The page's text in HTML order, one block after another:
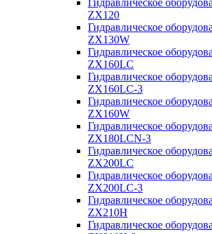
Гидравлическое
ZX120
Гидравлическое
ZX130W
Гидравлическое
ZX160LC
Гидравлическое
ZX160LC-3
Гидравлическое
ZX160W
Гидравлическое
ZX180LCN-3
Гидравлическое
ZX200LC
Гидравлическое
ZX200LC-3
Гидравлическое
ZX210H
Гидравлическое